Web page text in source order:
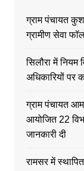
ग्राम पंचायत
ग्रामीण सेवा
सिलौरा में नियम
अधिकारियों पर
ग्राम पंचायत
आयोजित 22
जानकारी दी
रामसर में